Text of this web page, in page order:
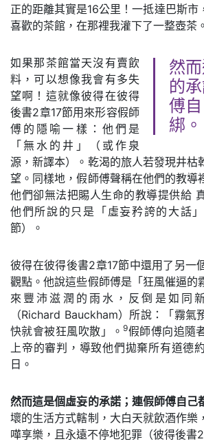
正的距離其實是16公里！一抵達巴斯市
喜歡的茶館，在那裡我灌下了一整壺茶。
然
的
傅
綁。
如果那茶館當天沒有賣飲
料，可以想像我會有多失
望啊！這就像彼得在彼得
後書2章17節用來形容假師
傅的隱喻一樣：他們是
「無水的井」（或作泉
源，新譯本）。乾渴的旅人若發現井枯
望。同樣地，假師傅聲稱在他們的教導
他們卻無法把賜人生命的教導提供給
他們所說的只是「虛妄矜誇的大話
節）。
彼得在彼得後書2章17節中還用了另一
觀點。他說這些假師傅是「狂風催逼的
來豐沛滋潤的雨水，反倒是如同
（Richard Bauckham）所說：「霧氣
快就會被狂風吹散」。9假師傅向追隨
上帝的審判，導致他們拋棄所有道德
日。
然而這是個虛妄的承諾；連假師傅自己
壞的生活方式轄制，大白天就飲酒作樂
嘩享樂，且永遠不停地犯罪（彼得後書